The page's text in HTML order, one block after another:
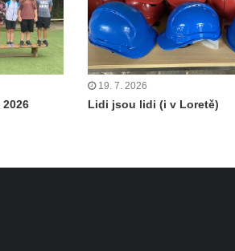
19. 7. 2026
Lidi jsou lidi (i v Loretě)